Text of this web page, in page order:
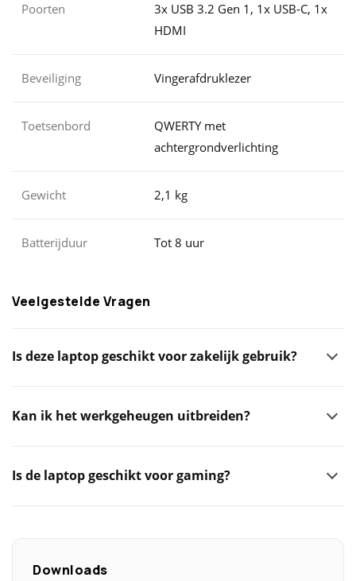
Poorten
3x USB 3.2 Gen 1, 1x USB-C, 1x
HDMI
Beveiliging Vingerafdruklezer
Toetsenbord
QWERTY met
achtergrondverlichting
Gewicht 2,1 kg
Batterijduur Tot 8 uur
Veelgestelde Vragen
Is deze laptop geschikt voor zakelijk gebruik?
Kan ik het werkgeheugen uitbreiden?
Is de laptop geschikt voor gaming?
Downloads